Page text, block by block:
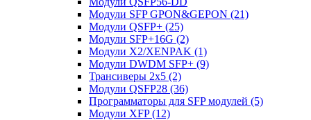
Модули SFP GPON&GEPON (21)
Модули QSFP+ (25)
Модули SFP+16G (2)
Модули X2/XENPAK (1)
Модули DWDM SFP+ (9)
Трансиверы 2x5 (2)
Модули QSFP28 (36)
Программаторы для SFP модулей (5)
Модули XFP(12)